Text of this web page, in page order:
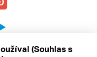
(Souhlas s